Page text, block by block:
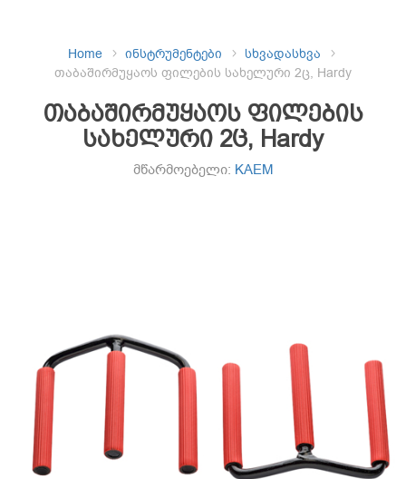
Home ინსტრუმენტები
სხვადასხვა
თაბაშირმუყაოს ფილების სახელური 2ც, Hardy
თაბაშირმუყაოს ფილების
სახელური 2ც, Hardy
მწარმოებელი: KAEM